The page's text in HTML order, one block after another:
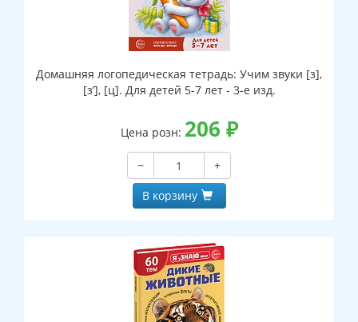
Домашняя логопедическая тетрадь: Учим звуки [з],
[з’], [ц]. Для детей 5-7 лет - 3-е изд.
Цена розн: 206 ₽
−
+
В корзину